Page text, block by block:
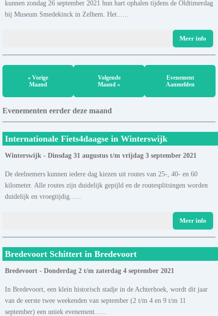
kunnen zondag 26 september 2021 hun hart ophalen tijdens de Oldtimerdag
bij Museum Smedekinck in Zelhem. Het......
Meer info
« Vorige
Maand
Volgende
Maand »
Evenement
Aanmelden
Evenementen eerder deze maand
Internationale Fiets4daagse in Winterswijk
Winterswijk - Dinsdag 31 augustus t/m vrijdag 3 september 2021
De deelnemers kunnen iedere dag kiezen uit routes van 25-, 40- en 60
kilometer. Alle routes zijn duidelijk gepijld en de routesplitsingen worden
duidelijk en vroegtijdig......
Meer info
Bredevoort Schittert in Bredevoort
Bredevoort - Donderdag 2 t/m zaterdag 4 september 2021
In Bredevoort, een klein historisch stadje in de Achterhoek, wordt dit jaar
van de eerste twee weekenden van september (2 t/m 4 en 9 t/m 11
september) een uniek evenement......